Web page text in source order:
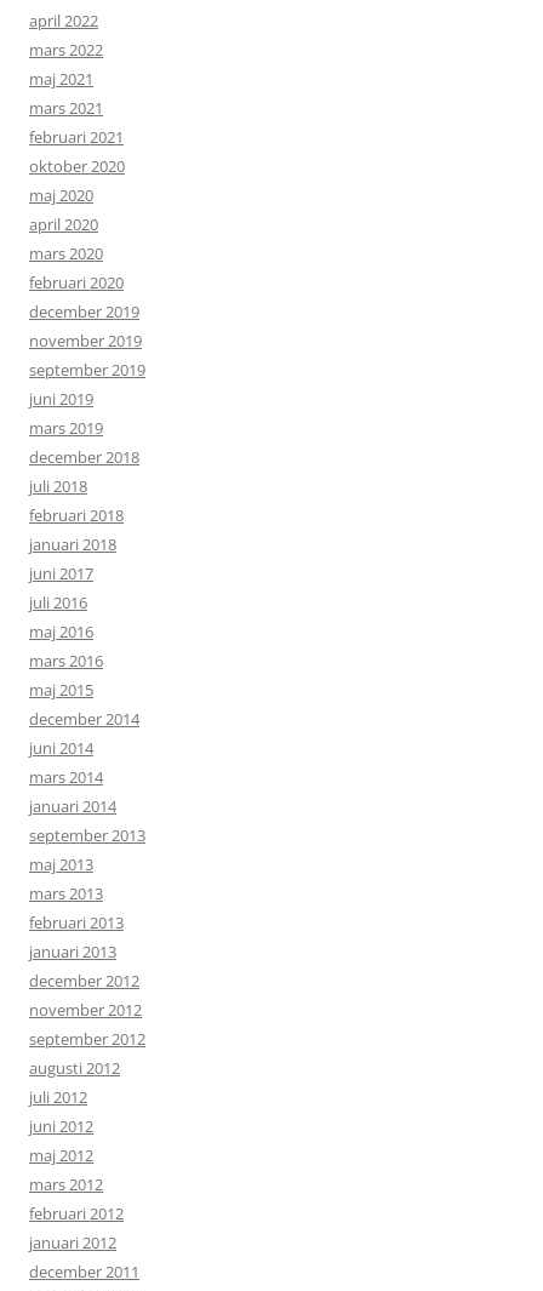
april 2022
mars 2022
maj 2021
mars 2021
februari 2021
oktober 2020
maj 2020
april 2020
mars 2020
februari 2020
december 2019
november 2019
september 2019
juni 2019
mars 2019
december 2018
juli 2018
februari 2018
januari 2018
juni 2017
juli 2016
maj 2016
mars 2016
maj 2015
december 2014
juni 2014
mars 2014
januari 2014
september 2013
maj 2013
mars 2013
februari 2013
januari 2013
december 2012
november 2012
september 2012
augusti 2012
juli 2012
juni 2012
maj 2012
mars 2012
februari 2012
januari 2012
december 2011